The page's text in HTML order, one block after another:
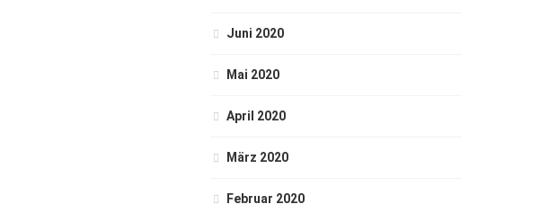
Juni 2020
Mai 2020
April 2020
März 2020
Februar 2020